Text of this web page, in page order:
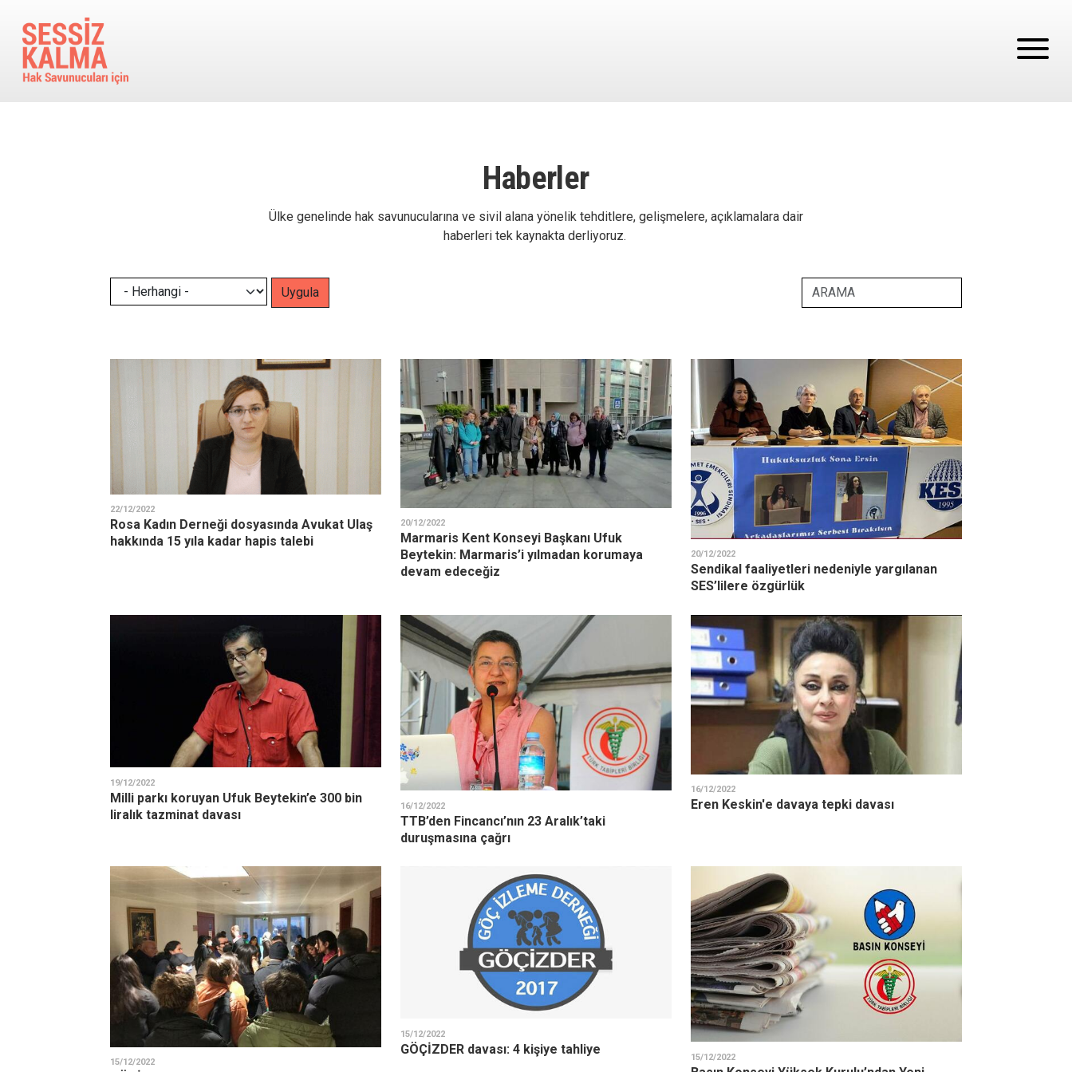
Haberler
Ülke genelinde hak savunucularına ve sivil alana yönelik tehditlere, gelişmelere, açıklamalara dair
haberleri tek kaynakta derliyoruz.
22/12/2022
Rosa Kadın Derneği dosyasında Avukat Ulaş
hakkında 15 yıla kadar hapis talebi
20/12/2022
Marmaris Kent Konseyi Başkanı Ufuk
Beytekin: Marmaris’i yılmadan korumaya
devam edeceğiz
20/12/2022
Sendikal faaliyetleri nedeniyle yargılanan
SES’lilere özgürlük
19/12/2022
Milli parkı koruyan Ufuk Beytekin’e 300 bin
liralık tazminat davası
16/12/2022
TTB’den Fincancı’nın 23 Aralık’taki
duruşmasına çağrı
16/12/2022
Eren Keskin'e davaya tepki davası
15/12/2022
15/12/2022
GÖÇİZDER davası: 4 kişiye tahliye
15/12/2022